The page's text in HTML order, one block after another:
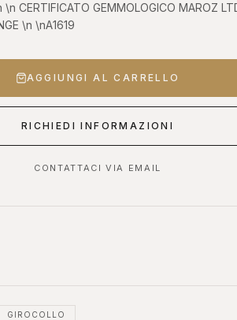
CERTIFICATO GEMMOLOGICO MAROZ
\n \nA1619
AGGIUNGI AL CARRELLO
RICHIEDI INFORMAZIONI
CONTATTACI VIA EMAIL
GIROCOLLO